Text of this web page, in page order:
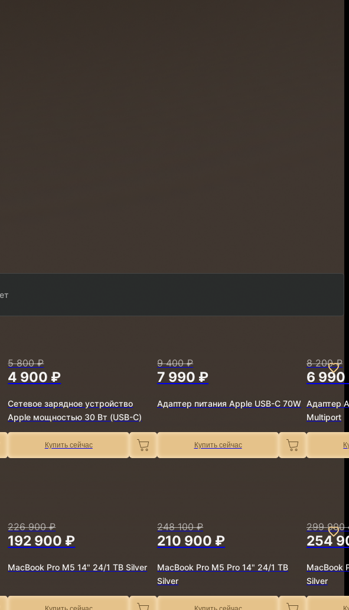
5 800 ₽
4 900 ₽
Сетевое зарядное устройство
Apple мощностью 30 Вт (USB-C)
Купить сейчас
9 400 ₽
7 990 ₽
Адаптер питания Apple USB-C 70W
Купить сейчас
8 200 ₽
6 990
Адаптер
Multiport
226 900 ₽
192 900 ₽
MacBook Pro M5 14" 24/1 TB Silver
248 100 ₽
210 900 ₽
MacBook Pro M5 Pro 14" 24/1 TB
Silver
299 900
254
MacBook
Silver